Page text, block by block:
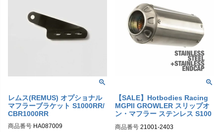
レムス(REMUS) オプショナル
マフラーブラケット S1000RR/
CBR1000RR
商品番号 HA087009
【SALE】Hotbodies Racing
MGPII GROWLER スリップオ
ン・マフラー ステンレス S100
商品番号 21001-2403